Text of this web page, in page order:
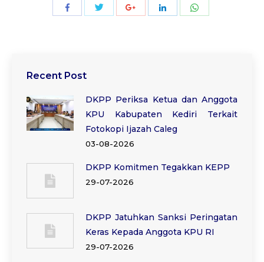
Share
Share
Recent Post
DKPP Periksa Ketua dan Anggota
KPU Kabupaten Kediri Terkait
Fotokopi Ijazah Caleg
03-08-2026
DKPP Komitmen Tegakkan KEPP
29-07-2026
DKPP Jatuhkan Sanksi Peringatan
Keras Kepada Anggota KPU RI
29-07-2026